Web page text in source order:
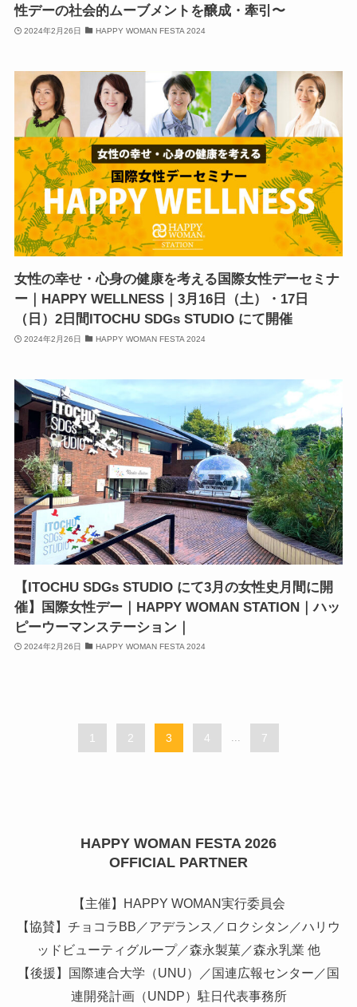
性デーの社会的ムーブメントを醸成・牽引〜
2024年2月26日 HAPPY WOMAN FESTA 2024
女性の幸せ・心身の健康を考える国際女性デーセミナ
ー｜HAPPY WELLNESS｜3月16日（土）・17日
（日）2日間ITOCHU SDGs STUDIO にて開催
2024年2月26日 HAPPY WOMAN FESTA 2024
【ITOCHU SDGs STUDIO にて3月の女性史月間に開
催】国際女性デー｜HAPPY WOMAN STATION｜ハッ
ピーウーマンステーション｜
2024年2月26日 HAPPY WOMAN FESTA 2024
1 2 3 4 7
HAPPY WOMAN FESTA 2026
OFFICIAL PARTNER
【主催】HAPPY WOMAN実行委員会
【協賛】チョコラBB／アデランス／ロクシタン／ハリウ
ッドビューティグループ／森永製菓／森永乳業 他
【後援】国際連合大学（UNU）／国連広報センター／国
連開発計画（UNDP）駐日代表事務所